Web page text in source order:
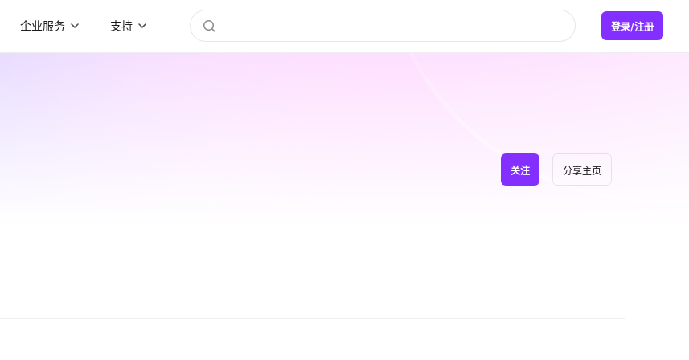
企业服务 支持 登录/注册
关注 分享主页